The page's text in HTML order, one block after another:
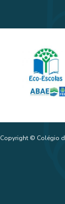
Copyright © Colégio